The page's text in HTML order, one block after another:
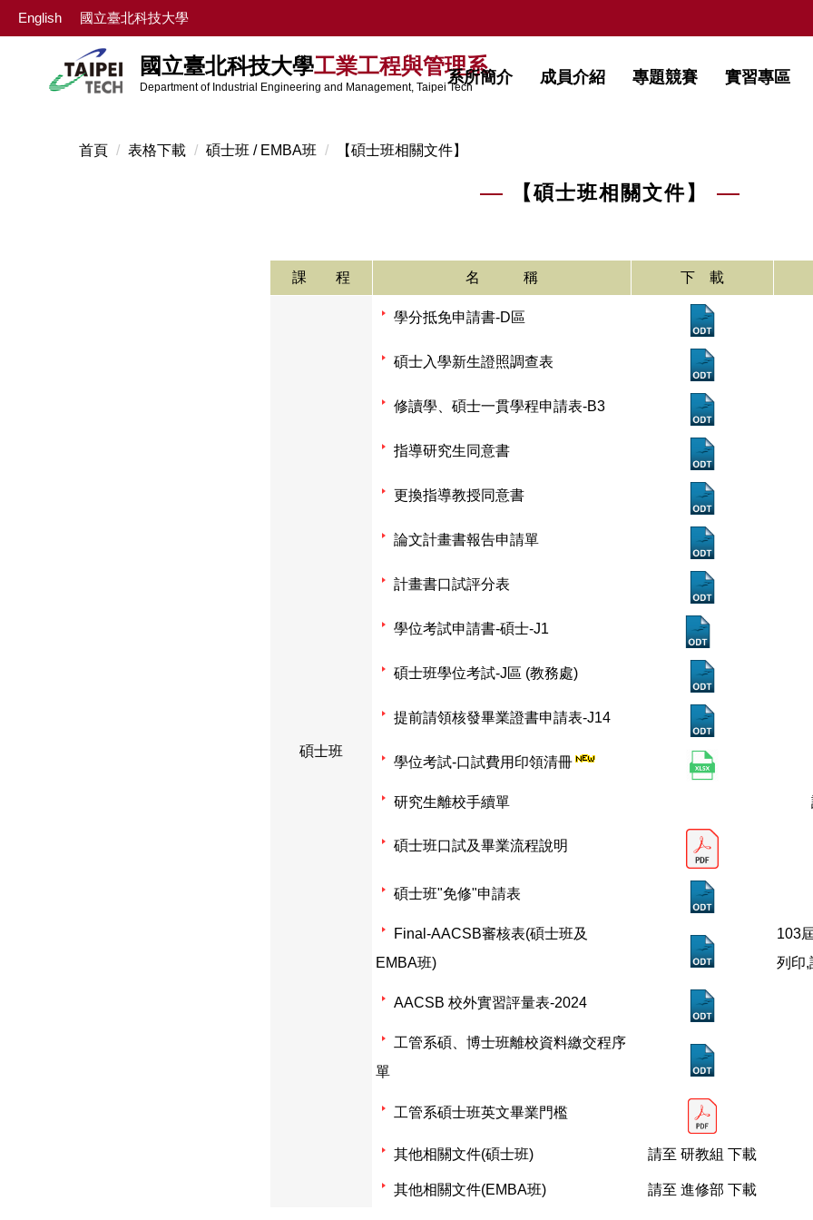
跳
到
國立臺北科技大學工業工程與管理系
Department of Industrial Engineering and Management, Taipei Tech
English 國立臺北科技大學
系所簡介 成員介紹 專題競賽 實習專區
首頁 表格下載 碩士班 / EMBA班 【碩士班相關文件】
【碩士班相關文件】
課 程 名 稱 下 載
碩士班
學分抵免申請書-D區
碩士入學新生證照調查表
修讀學、碩士一貫學程申請表-B3
指導研究生同意書
更換指導教授同意書
論文計畫書報告申請單
計畫書口試評分表
學位考試申請書-碩士-J1
碩士班學位考試-J區 (教務處)
提前請領核發畢業證書申請表-J14
學位考試-口試費用印領清冊
研究生離校手續單
碩士班口試及畢業流程說明
碩士班"免修"申請表
Final-AACSB審核表(碩士班及
EMBA班)
103
列印,
AACSB 校外實習評量表-2024
工管系碩、博士班離校資料繳交程序
單
工管系碩士班英文畢業門檻
其他相關文件(碩士班) 請至 研教組 下載
其他相關文件(EMBA班) 請至 進修部 下載